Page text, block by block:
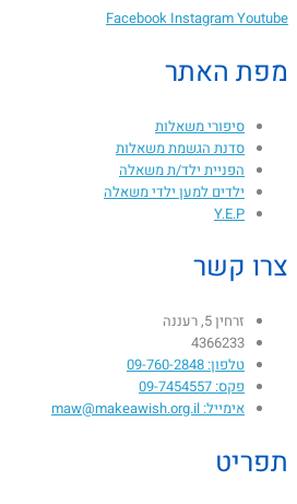
Facebook InstagramYoutube
מפת האתר
סיפורי משאלות
סדנת הגשמת משאלות
הפניית ילד/ת משאלה
ילדים למען ילדי משאלה
Y.E.P
צרו קשר
זרחין 5, רעננה
4366233
טלפון: 09-760-2848
פקס: 09-7454557
אימייל: maw@makeawish.org.il
תפריט